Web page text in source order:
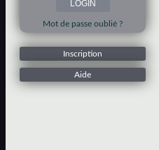
Mot de passe oublié ?
Inscription
Aide